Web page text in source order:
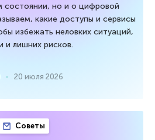
состоянии, но и о цифровой
какие доступы и сервисы
избежать неловких ситуаций,
и лишних рисков.
20 июля 2026
Советы